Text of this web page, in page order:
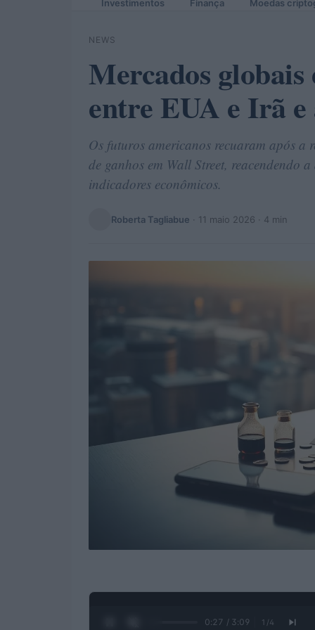
Investimentos Finança Moedas
NEWS
Mercados globais
entre EUA e Irã
Os futuros americanos recuaram após
de ganhos em Wall Street, reacendendo
indicadores econômicos.
Roberta Tagliabue · 11 maio 2026 · 4 min
0:28 / 3:09 1 /4